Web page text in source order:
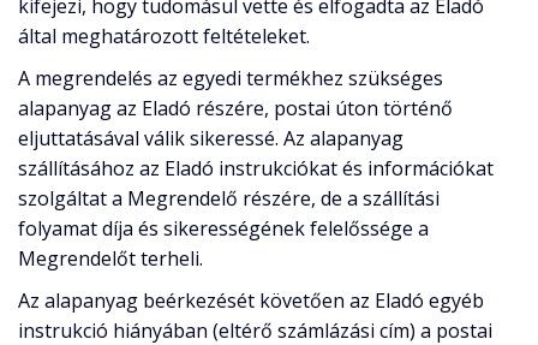
kifejezi, hogy tudomásul vette és elfogadta az Eladó
által meghatározott feltételeket.
A megrendelés az egyedi termékhez szükséges
alapanyag az Eladó részére, postai úton történő
eljuttatásával válik sikeressé. Az alapanyag
szállításához az Eladó instrukciókat és információkat
szolgáltat a Megrendelő részére, de a szállítási
folyamat díja és sikerességének felelőssége a
Megrendelőt terheli.
Az alapanyag beérkezését követően az Eladó egyéb
instrukció hiányában (eltérő számlázási cím) a postai